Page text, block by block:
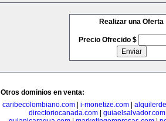
Realizar una Oferta
Precio Ofrecido $
Otros dominios en venta:
caribecolombiano.com
i-monetize.com
directoriocanada.com
guiaelsalvador.com